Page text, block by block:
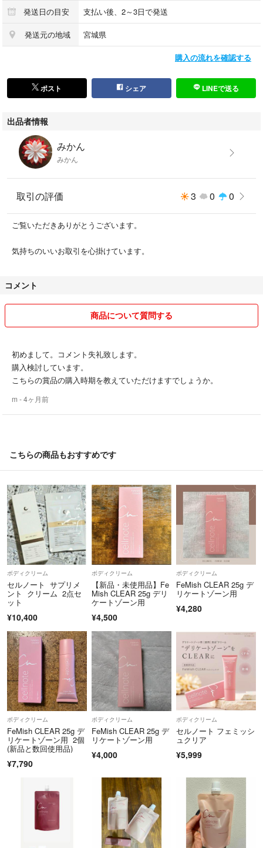
発送日の目安 支払い後、2～3日で発送
発送元の地域 宮城県
購入の流れを確認する
ポスト シェア LINEで送る
出品者情報
みかん
みかん
取引の評価 3 0 0
ご覧いただきありがとうございます。
気持ちのいいお取引を心掛けています。
コメント
商品について質問する
初めまして。コメント失礼致します。
購入検討しています。
こちらの賞品の購入時期を教えていただけますでしょうか。
m - 4ヶ月前
こちらの商品もおすすめです
ボディクリーム
セルノート サプリメ
ント クリーム 2点セ
ット
¥10,400
ボディクリーム
【新品・未使用品】Fe
Mish CLEAR 25g デリ
ケートゾーン用
¥4,500
ボディクリーム
FeMish CLEAR 25g デ
リケートゾーン用
¥4,280
ボディクリーム
FeMish CLEAR 25g デ
リケートゾーン用 2個
(新品と数回使用品)
¥7,790
ボディクリーム
FeMish CLEAR 25g デ
リケートゾーン用
¥4,000
ボディクリーム
セルノート フェミッシ
ュクリア
¥5,999